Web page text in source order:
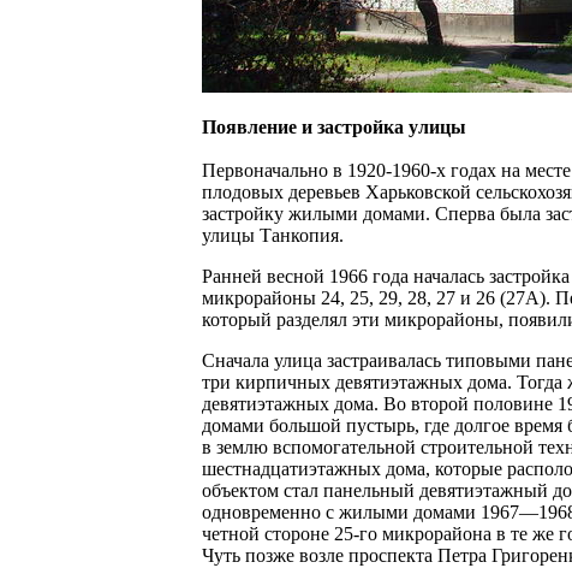
Появление и застройка улицы
Первоначально в 1920-1960-х годах на
плодовых деревьев Харьковской
застройку жилыми домами. Сперва была
улицы Танкопия.
Ранней весной 1966 года началась
микрорайоны 24, 25, 29, 28, 27 и 26 (27А).
который разделял эти микрорайоны,
Сначала улица застраивалась типовыми
три кирпичных девятиэтажных дома.
девятиэтажных дома. Во второй половине
домами большой пустырь, где долгое
в землю вспомогательной строительной
шестнадцатиэтажных дома, которые
объектом стал панельный девятиэтажный
одновременно с жилыми домами 1967—1968
четной стороне 25-го микрорайона в те же
Чуть позже возле проспекта Петра